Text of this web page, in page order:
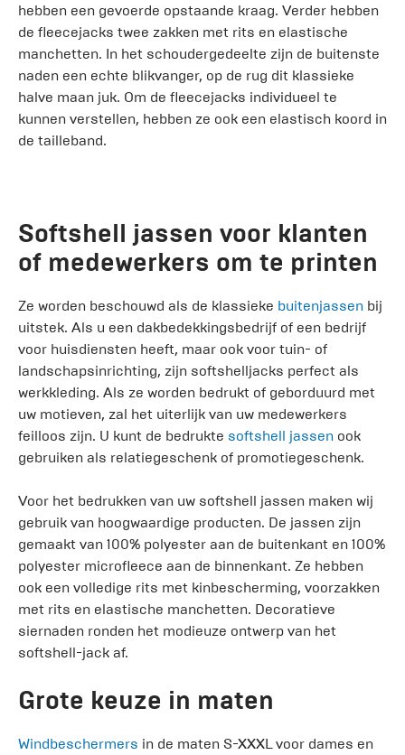
hebben een gevoerde opstaande kraag. Verder hebben
de fleecejacks twee zakken met rits en elastische
manchetten. In het schoudergedeelte zijn de buitenste
naden een echte blikvanger, op de rug dit klassieke
halve maan juk. Om de fleecejacks individueel te
kunnen verstellen, hebben ze ook een elastisch koord in
de tailleband.
Softshell jassen voor klanten
of medewerkers om te printen
Ze worden beschouwd als de klassieke buitenjassen bij
uitstek. Als u een dakbedekkingsbedrijf of een bedrijf
voor huisdiensten heeft, maar ook voor tuin- of
landschapsinrichting, zijn softshelljacks perfect als
werkkleding. Als ze worden bedrukt of geborduurd met
uw motieven, zal het uiterlijk van uw medewerkers
feilloos zijn. U kunt de bedrukte softshell jassen ook
gebruiken als relatiegeschenk of promotiegeschenk.
Voor het bedrukken van uw softshell jassen maken wij
gebruik van hoogwaardige producten. De jassen zijn
gemaakt van 100% polyester aan de buitenkant en 100%
polyester microfleece aan de binnenkant. Ze hebben
ook een volledige rits met kinbescherming, voorzakken
met rits en elastische manchetten. Decoratieve
siernaden ronden het modieuze ontwerp van het
softshell-jack af.
Grote keuze in maten
Windbeschermers in de maten S-XXXL voor dames en